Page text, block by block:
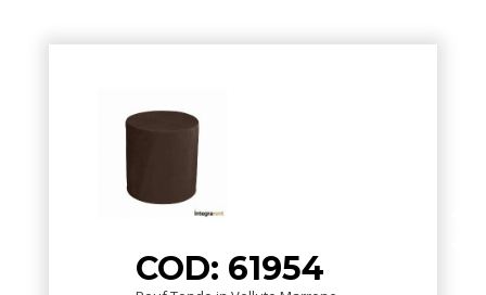
COD: 61954